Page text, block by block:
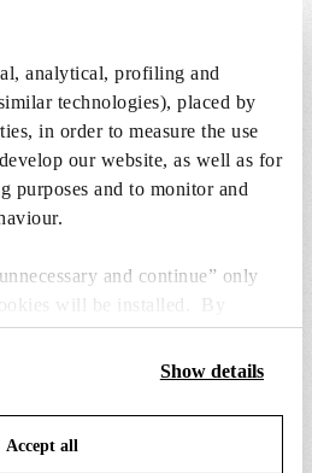
analytical, profiling and
technologies), placed by
in order to measure the use
our website, as well as for
purposes and to monitor and
and continue” only
will be installed. By
consent to the use of all the
settings” you can accept
modify your options anytime.
Cookie Policy
Show details
Accept all
- RF17899
ET